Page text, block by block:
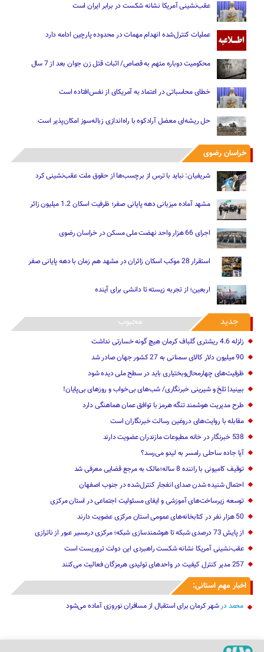
عقب‌نشینی آمریکا نشانه شکست در برابر ایران است
عملیات کنترل‌شده انهدام مهمات در محدوده پارچین ادامه دارد
محکومیت دوباره متهم به قصاص/ اثبات قتل زن جوان بعد از 7 سال
خطای محاسباتی در اعتماد به آمریکای از نفس‌افتاده است
حل ریشه‌ای معضل آرادکوه با راه‌اندازی زباله‌سوز امکان‌پذیر است
خراسان رضوی
شریفیان: نباید با ترس از برچسب‌ها از حقوق ملت عقب‌نشینی کرد
مشهد آماده میزبانی دهه پایانی صفر؛ ظرفیت اسکان 1.2 میلیون زائر
اجرای 66 هزار واحد نهضت ملی مسکن در خراسان رضوی
استقرار 28 موکب اسکان زائران در مشهد هم زمان با دهه پایانی صفر
اربعین؛ از تجربه زیسته تا دانشی برای آینده
جدید محبوب
زلزله 4.6 ریشتری گلباف کرمان هیچ گونه خسارتی نداشت
90 میلیون دلار کالای سمنانی به 27 کشور جهان صادر شد
ظرفیت‌های چهارمحال‌وبختیاری باید در سطح ملی دیده شود
ببینید| تلخ و شیرینی خبرنگاری/‌ شب‌های بی‌خواب و روزهای بی‌پایان!
طرح مدیریت هوشمند تنگه هرمز با توافق عمان هماهنگی دارد
مقابله با روایت‌های دروغین رسالت خبرنگاران است
538 خبرنگار در خانه مطبوعات مازندران عضویت دارند
آیا جاده ساحلی رامسر به لیدو می‌رسد؟
توقیف کامیونی با راننده 8 ساله؛مالک به مرجع قضایی معرفی شد
احتمال شنیده شدن صدای انفجار کنترل‌شده در جنوب اصفهان
توسعه زیرساخت‌های آموزشی و ایفای مسئولیت اجتماعی در استان مرکزی
50 هزار نفر در کتابخانه‌های عمومی استان مرکزی عضویت دارند
از پایش 73 درصدی شبکه تا هوشمندسازی شبکه؛ مرکزی درمسیر عبور از ناترازی
عقب‌نشینی آمریکا نشانه شکست راهبردی این دولت تروریست است
257 مدیر کنترل کیفیت در واحدهای تولیدی هرمزگان فعالیت می‌کنند
اخبار مهم استانی:
محمد درشهر کرمان برای استقبال از مسافران نوروزی آماده می‌شود